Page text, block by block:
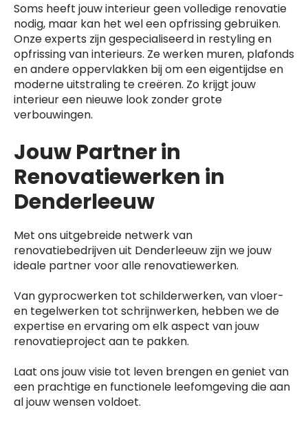
Soms heeft jouw interieur geen volledige renovatie
nodig, maar kan het wel een opfrissing gebruiken.
Onze experts zijn gespecialiseerd in restyling en
opfrissing van interieurs. Ze werken muren, plafonds
en andere oppervlakken bij om een eigentijdse en
moderne uitstraling te creëren. Zo krijgt jouw
interieur een nieuwe look zonder grote
verbouwingen.
Jouw Partner in
Renovatiewerken in
Denderleeuw
Met ons uitgebreide netwerk van
renovatiebedrijven uit Denderleeuw zijn we jouw
ideale partner voor alle renovatiewerken.
Van gyprocwerken tot schilderwerken, van vloer-
en tegelwerken tot schrijnwerken, hebben we de
expertise en ervaring om elk aspect van jouw
renovatieproject aan te pakken.
Laat ons jouw visie tot leven brengen en geniet van
een prachtige en functionele leefomgeving die aan
al jouw wensen voldoet.